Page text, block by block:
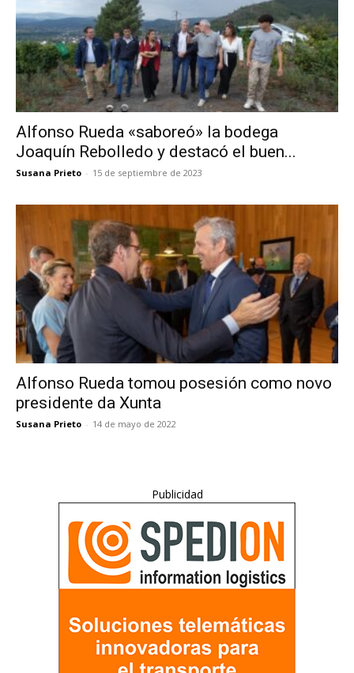
Alfonso Rueda «saboreó» la bodega
Joaquín Rebolledo y destacó el buen...
Susana Prieto - 15 de septiembre de 2023
Alfonso Rueda tomou posesión como novo
presidente da Xunta
Susana Prieto - 14 de mayo de 2022
Publicidad